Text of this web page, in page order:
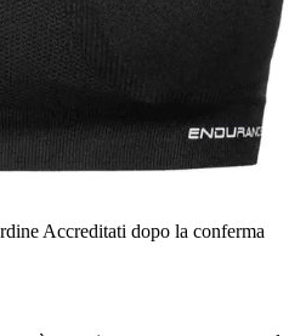
Accreditati dopo la conferma